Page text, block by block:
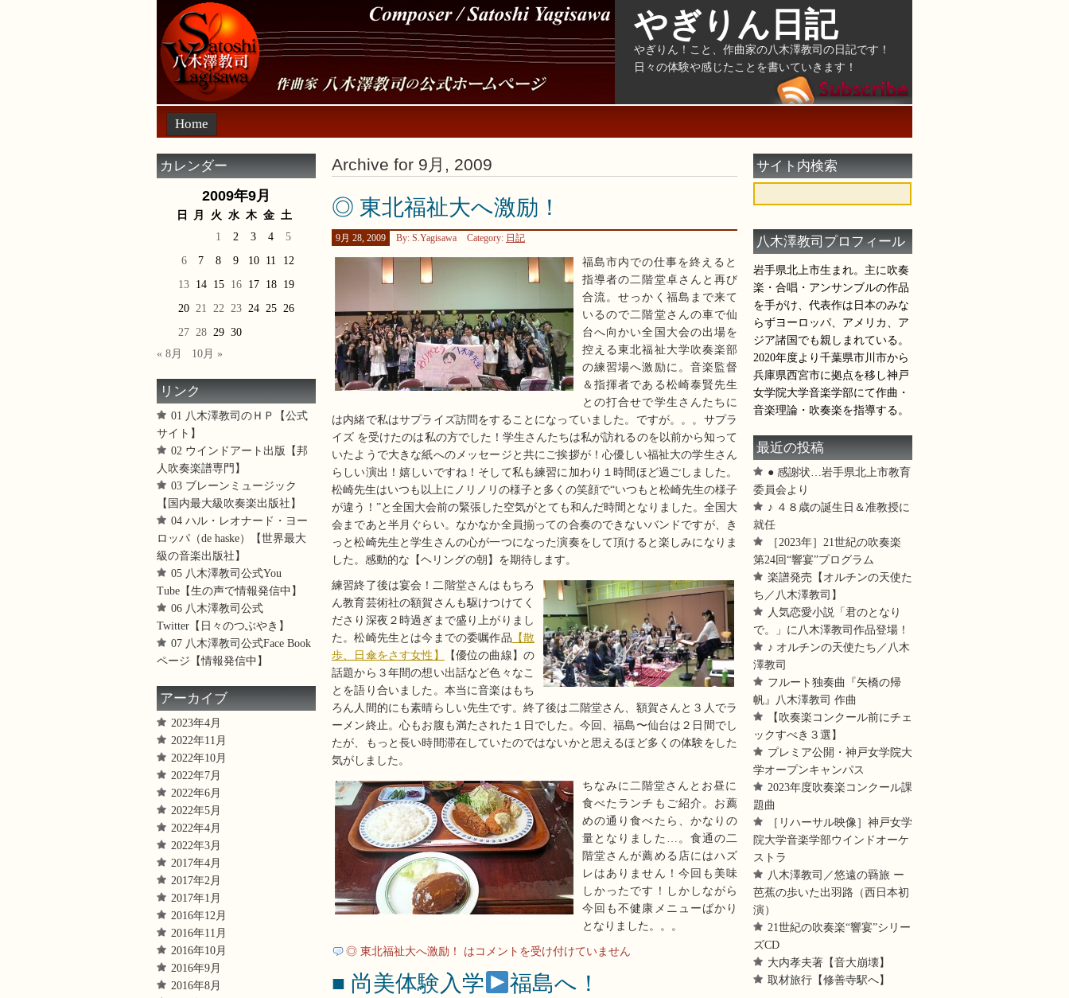
やぎりん日記
やぎりん！こと、作曲家の八木澤教司の日記です！
日々の体験や感じたことを書いていきます！
Home
Archive for 9月, 2009
◎ 東北福祉大へ激励！
9月 28, 2009 By: S.Yagisawa Category: 日記
福島市内での仕事を終えると
指導者の二階堂卓さんと再び
合流。せっかく福島まで来て
いるので二階堂さんの車で仙
台へ向かい全国大会の出場を
控える東北福祉大学吹奏楽部
の練習場へ激励に。音楽監督
＆指揮者である松崎泰賢先生
との打合せで学生さんたちに
は内緒で私はサプライズ訪問をすることになっていました。ですが。。。サプラ
イズ を受けたのは私の方でした！学生さんたちは私が訪れるのを以前から知って
いたようで大きな紙へのメッセージと共にご挨拶が！心優しい福祉大の学生さん
らしい演出！嬉しいですね！そして私も練習に加わり１時間ほど過ごしました。
松崎先生はいつも以上にノリノリの様子と多くの笑顔で“いつもと松崎先生の様子
が違う！”と全国大会前の緊張した空気がとても和んだ時間となりました。全国大
会まであと半月ぐらい。なかなか全員揃っての合奏のできないバンドですが、き
っと松崎先生と学生さんの心が一つになった演奏をして頂けると楽しみになりま
した。感動的な【ヘリングの朝】を期待します。
練習終了後は宴会！二階堂さんはもちろ
ん教育芸術社の額賀さんも駆けつけてく
ださり深夜２時過ぎまで盛り上がりまし
た。松崎先生とは今までの委嘱作品 【散
歩、日傘をさす女性】
【優位の曲線】の
話題から３年間の想い出話など色々なこ
とを語り合いました。本当に音楽はもち
ろん人間的にも素晴らしい先生です。終了後は二階堂さん、額賀さんと３人でラ
ーメン終止。心もお腹も満たされた１日でした。今回、福島〜仙台は２日間でし
たが、もっと長い時間滞在していたのではないかと思えるほど多くの体験をした
気がしました。
ちなみに二階堂さんとお昼に
食べたランチもご紹介。お薦
めの通り食べたら、かなりの
量となりました…。食通の二
階堂さんが薦める店にはハズ
レはありません！今回も美味
しかったです！しかしながら
今回も不健康メニューばかり
となりました。。。
◎ 東北福祉大へ激励！ は コメントを受け付けていません
■ 尚美体験入学 福島へ！
カレンダー
2009年9月
日 月 火 水 木 金 土
1
2 3 4
5
6
7 8 9 10 11
12
13 14 15 16 17 18
19
20 21 22 23 24 25 26
27 28 29 30
« 8月
10月 »
リンク
01 八木澤教司のＨＰ【公式
サイト】
02 ウインドアート出版【邦
人吹奏楽譜専門】
03 ブレーンミュージック
【国内最大級吹奏楽出版社】
04 ハル・レオナード・ヨー
ロッパ（de haske）【世界最大
級の音楽出版社】
05 八木澤教司公式You
Tube【生の声で情報発信中】
06 八木澤教司公式
Twitter【日々のつぶやき】
07 八木澤教司公式Face Book
ページ【情報発信中】
アーカイブ
2023年4月
2022年11月
2022年10月
2022年7月
2022年6月
2022年5月
2022年4月
2022年3月
2017年4月
2017年2月
2017年1月
2016年12月
2016年11月
2016年10月
2016年9月
2016年8月
サイト内検索
八木澤教司プロフィール
岩手県北上市生まれ。主に吹奏
楽・合唱・アンサンブルの作品
を手がけ、代表作は日本のみな
らずヨーロッパ、アメリカ、ア
ジア諸国でも親しまれている。
2020年度より千葉県市川市から
兵庫県西宮市に拠点を移し神戸
女学院大学音楽学部にて作曲・
音楽理論・吹奏楽を指導する。
最近の投稿
● 感謝状…岩手県北上市教育
委員会より
♪ ４８歳の誕生日＆准教授に
就任
［2023年］21世紀の吹奏楽
第24回“響宴”プログラム
楽譜発売【オルチンの天使た
ち／八木澤教司】
人気恋愛小説「君のとなり
で。」に八木澤教司作品登場！
♪ オルチンの天使たち／八木
澤教司
フルート独奏曲『矢橋の帰
帆』八木澤教司 作曲
【吹奏楽コンクール前にチェ
ックすべき３選】
プレミア公開・神戸女学院大
学オープンキャンパス
2023年度吹奏楽コンクール課
題曲
［リハーサル映像］神戸女学
院大学音楽学部ウインドオーケ
ストラ
八木澤教司／悠遠の羇旅 ー
芭蕉の歩いた出羽路（西日本初
演）
21世紀の吹奏楽“響宴”シリー
ズCD
大内孝夫著【音大崩壊】
取材旅行【修善寺駅へ】